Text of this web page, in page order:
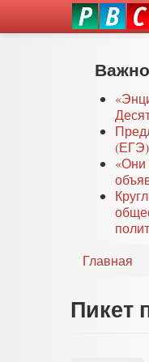
(ЕГЭ)
«Они
Главная
Пикет